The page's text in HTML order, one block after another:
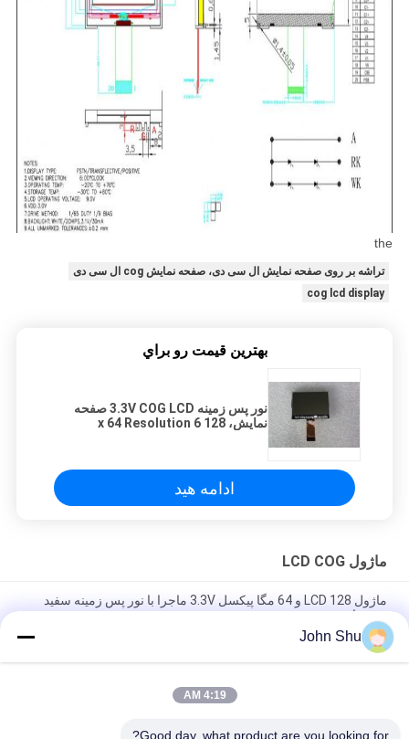
the
تراشه بر روی صفحه نمایش ال سی دی، صفحه نمایش cog ال سی دی
cog lcd display
بهترين قيمت رو براي
نور پس زمینه 3.3V COG LCD صفحه
نمایش، 128 x 64 Resolution 6
ادامه هید
ماژول LCD COG
ماژول LCD 128 و 64 مگا پیکسل 3.3V ماجرا با نور پس زمینه سفید
منفی است
ISO 14001 تایید شده
John Shu
4:19 AM
Good day, what product are you looking for?